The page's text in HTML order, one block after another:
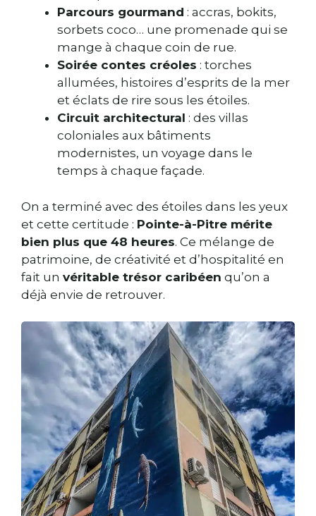
Parcours gourmand : accras, bokits,
sorbets coco… une promenade qui se
mange à chaque coin de rue.
Soirée contes créoles : torches
allumées, histoires d’esprits de la mer
et éclats de rire sous les étoiles.
Circuit architectural : des villas
coloniales aux bâtiments
modernistes, un voyage dans le
temps à chaque façade.
On a terminé avec des étoiles dans les yeux
et cette certitude : Pointe-à-Pitre mérite
bien plus que 48 heures. Ce mélange de
patrimoine, de créativité et d’hospitalité en
fait un véritable trésor caribéen qu’on a
déjà envie de retrouver.